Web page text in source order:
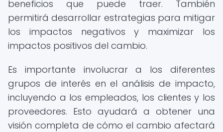
beneficios que puede traer. También
permitirá desarrollar estrategias para mitigar
los impactos negativos y maximizar los
impactos positivos del cambio.
Es importante involucrar a los diferentes
grupos de interés en el análisis de impacto,
incluyendo a los empleados, los clientes y los
proveedores. Esto ayudará a obtener una
visión completa de cómo el cambio afectará